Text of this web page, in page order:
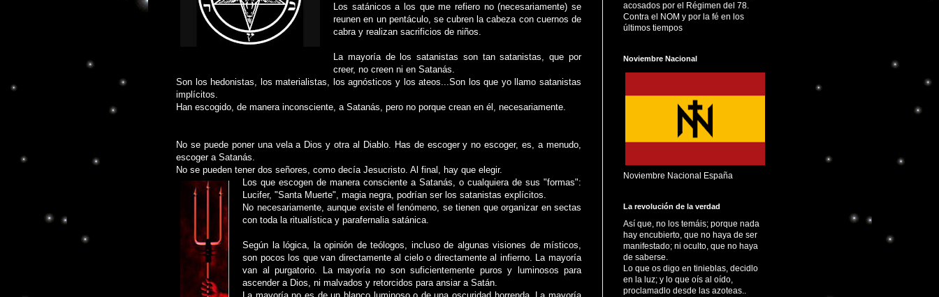
Los satánicos a los que me refiero no (necesariamente) se
reunen en un pentáculo, se cubren la cabeza con cuernos de
cabra y realizan sacrificios de niños.
La mayoría de los satanistas son tan satanistas, que por
creer, no creen ni en Satanás.
Son los hedonistas, los materialistas, los agnósticos y los ateos...Son los que yo llamo satanistas
implícitos.
Han escogido, de manera inconsciente, a Satanás, pero no porque crean en él, necesariamente.
No se puede poner una vela a Dios y otra al Diablo. Has de escoger y no escoger, es, a menudo,
escoger a Satanás.
No se pueden tener dos señores, como decía Jesucristo. Al final, hay que elegir.
Los que escogen de manera consciente a Satanás, o cualquiera de sus "formas":
Lucifer, "Santa Muerte", magia negra, podrían ser los satanistas explícitos.
No necesariamente, aunque existe el fenómeno, se tienen que organizar en sectas
con toda la ritualística y parafernalia satánica.
Según la lógica, la opinión de teólogos, incluso de algunas visiones de místicos,
son pocos los que van directamente al cielo o directamente al infierno. La mayoría
van al purgatorio. La mayoría no son suficientemente puros y luminosos para
ascender a Dios, ni malvados y retorcidos para ansiar a Satán.
acosados por el Régimen del 78.
Contra el NOM y por la fé en los
últimos tiempos
Noviembre Nacional
Noviembre Nacional España
La revolución de la verdad
Así que, no los temáis; porque nada
hay encubierto, que no haya de ser
manifestado; ni oculto, que no haya
de saberse.
Lo que os digo en tinieblas, decidlo
en la luz; y lo que oís al oído,
proclamadlo desde las azoteas..